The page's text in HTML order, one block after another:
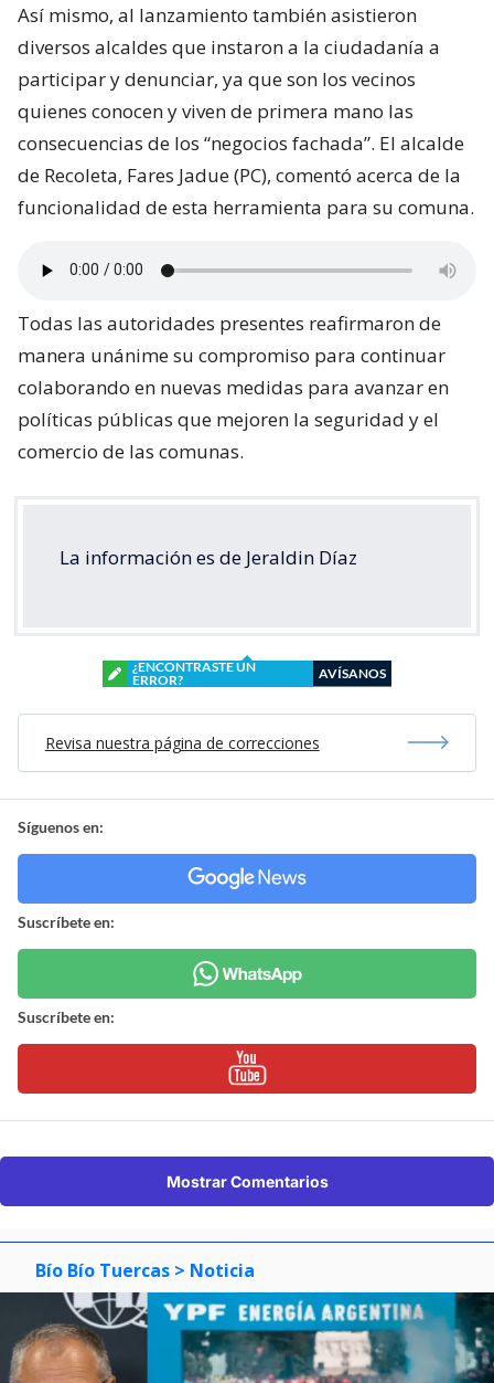
Así mismo, al lanzamiento también asistieron
diversos alcaldes que instaron a la ciudadanía a
participar y denunciar, ya que son los vecinos
quienes conocen y viven de primera mano las
consecuencias de los “negocios fachada”. El alcalde
de Recoleta, Fares Jadue (PC), comentó acerca de la
funcionalidad de esta herramienta para su comuna.
Todas las autoridades presentes reafirmaron de
manera unánime su compromiso para continuar
colaborando en nuevas medidas para avanzar en
políticas públicas que mejoren la seguridad y el
comercio de las comunas.
La información es de Jeraldin Díaz
¿ENCONTRASTE UN
ERROR?
AVÍSANOS
Revisa nuestra página de correcciones
Síguenos en:
Suscríbete en:
Suscríbete en:
Mostrar Comentarios
Bío Bío Tuercas > Noticia